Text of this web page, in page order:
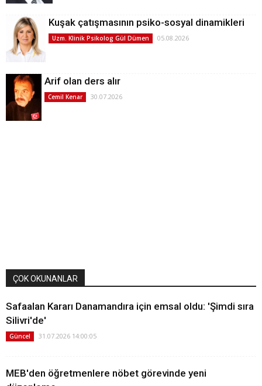
Kuşak çatışmasının psiko-sosyal dinamikleri
Uzm. Klinik Psikolog Gül Dümen 05.08.2026
Arif olan ders alır
Cemil Kenar 30.07.2026
ÇOK OKUNANLAR
Safaalan Kararı Danamandıra için emsal oldu: 'Şimdi sıra
Silivri'de'
Güncel 31.07.2026 14:00:05
MEB'den öğretmenlere nöbet görevinde yeni